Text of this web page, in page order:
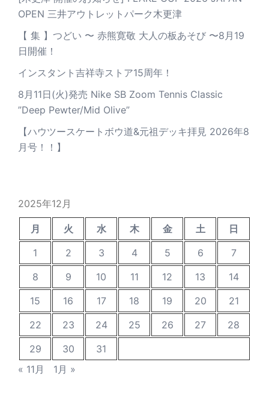
OPEN 三井アウトレットパーク木更津
【 集 】つどい 〜 赤熊寛敬 大人の板あそび 〜8月19
日開催！
インスタント吉祥寺ストア15周年！
8月11日(火)発売 Nike SB Zoom Tennis Classic
”Deep Pewter/Mid Olive”
【ハウツースケートボウ道&元祖デッキ拝見 2026年8
月号！！】
2025年12月
月 火 水 木 金 土
日
1
2 3 4 5 6
7
8
9 10 11 12 13
14
15
16 17 18 19 20
21
22
23 24 25 26 27
28
29
30
31
« 11月
1月 »